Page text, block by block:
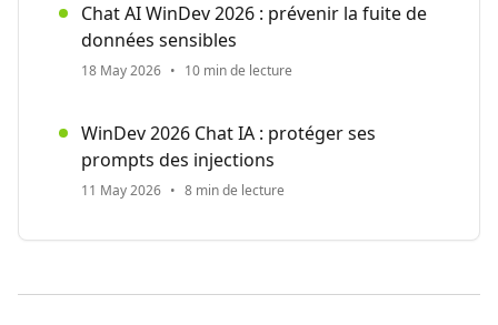
Chat AI WinDev 2026 : prévenir la fuite de
données sensibles
18 May 2026 • 10 min de lecture
WinDev 2026 Chat IA : protéger ses
prompts des injections
11 May 2026 • 8 min de lecture